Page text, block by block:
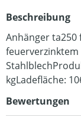
Beschreibung
Anhänger
feuerverzinktem
kgLadefläche:
Bewertungen